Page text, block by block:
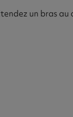
un bras